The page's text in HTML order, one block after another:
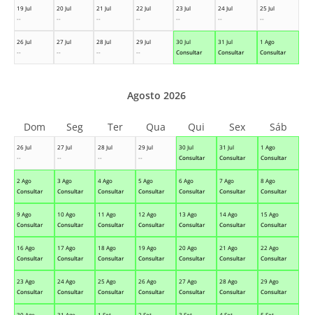
19 Jul
--
20 Jul
--
21 Jul
--
22 Jul
--
23 Jul
--
24 Jul
--
25 Jul
--
26 Jul
--
27 Jul
--
28 Jul
--
29 Jul
--
30 Jul
Consultar
31 Jul
Consultar
1 Ago
Consultar
26 Jul
--
27 Jul
--
28 Jul
--
29 Jul
--
30 Jul
Consultar
31 Jul
Consultar
1 Ago
Consultar
2 Ago
Consultar
3 Ago
Consultar
4 Ago
Consultar
5 Ago
Consultar
6 Ago
Consultar
7 Ago
Consultar
8 Ago
Consultar
9 Ago
Consultar
10 Ago
Consultar
11 Ago
Consultar
12 Ago
Consultar
13 Ago
Consultar
14 Ago
Consultar
15 Ago
Consultar
16 Ago
Consultar
17 Ago
Consultar
18 Ago
Consultar
19 Ago
Consultar
20 Ago
Consultar
21 Ago
Consultar
22 Ago
Consultar
23 Ago
Consultar
24 Ago
Consultar
25 Ago
Consultar
26 Ago
Consultar
27 Ago
Consultar
28 Ago
Consultar
29 Ago
Consultar
Agosto 2026
Dom Seg Ter Qua Qui Sex Sáb